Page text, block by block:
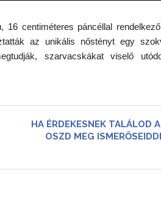
16 centiméteres páncéllal
az unikális nőstényt egy
szarvacskákat viselő
HA ÉRDEKESNEK TALÁLOD
OSZD MEG